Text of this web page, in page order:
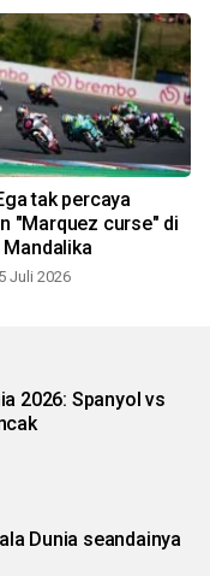
tak percaya
"Marquez curse" di
Juli 2026
2026: Spanyol vs
Dunia seandainya